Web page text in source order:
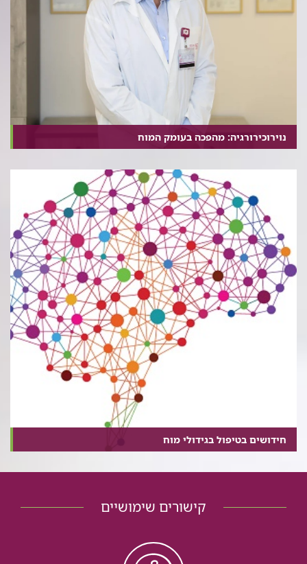
נוירוכירורגיה: מהפכה בעומק המוח
חידושים בטיפול בגידולי מוח
קישורים שימושיים